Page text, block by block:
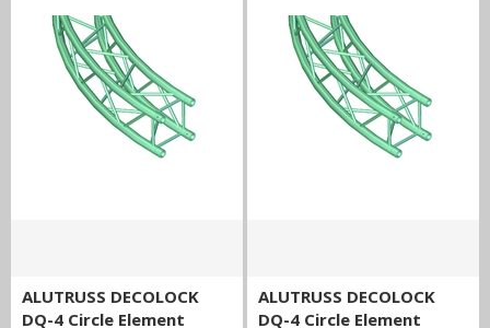
ALUTRUSS DECOLOCK
DQ-4 Circle Element
ALUTRUSS DECOLOCK
DQ-4 Circle Element